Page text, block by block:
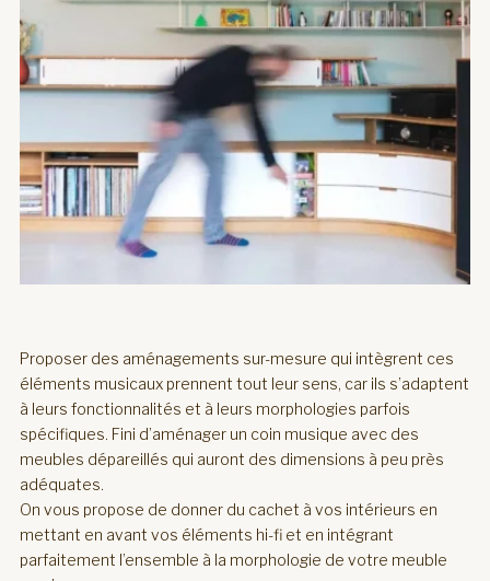
Proposer des aménagements sur-mesure qui intègrent ces
éléments musicaux prennent tout leur sens, car ils s’adaptent
à leurs fonctionnalités et à leurs morphologies parfois
spécifiques. Fini d’aménager un coin musique avec des
meubles dépareillés qui auront des dimensions à peu près
adéquates.
On vous propose de donner du cachet à vos intérieurs en
mettant en avant vos éléments hi-fi et en intégrant
parfaitement l’ensemble à la morphologie de votre meuble